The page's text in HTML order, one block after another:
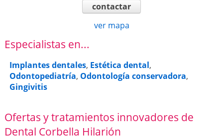
contactar
ver mapa
Especialistas en...
Implantes dentales, Estética dental,
Odontopediatría, Odontología conservadora,
Gingivitis
Ofertas y tratamientos innovadores de
Dental Corbella Hilarión